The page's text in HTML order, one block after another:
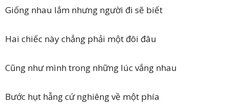
Giống nhau lắm nhưng người đi sẽ biết
Hai chiếc này chẳng phải một đôi đâu
Cũng như mình trong những lúc vắng nhau
Bước hụt hẫng cứ nghiêng về một phía